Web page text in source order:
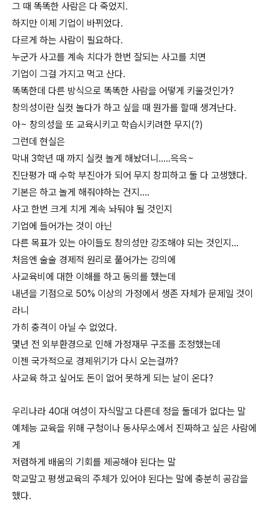
그 때 똑똑한 사람은 다 죽었지.
하지만 이제 기업이 바뀌었다.
다르게 하는 사람이 필요하다.
누군가 사고를 계속 치다가 한번 잘되는 사고를 치면
기업이 그걸 가지고 먹고 산다.
똑똑한데 다른 방식으로 똑똑한 사람을 어떻게 키울것인가?
창의성이란 실컷 놀다가 하고 싶을 때 뭔가를 할때 생겨난다.
아~ 창의성을 또 교육시키고 학습시키려한 무지(?)
그런데 현실은
막내 3학년 때 까지 실컷 놀게 해놨더니.....윽윽~
진단평가 때 수학 부진아가 되어 무지 창피하고 둘 다 고생했다.
기본은 하고 놀게 해줘야하는 건지....
사고 한번 크게 치게 계속 놔둬야 될 것인지
기업에 들어가는 것이 아닌
다른 목표가 있는 아이들도 창의성만 강조해야 되는 것인지...
처음엔 술술 경제적 원리로 풀어가는 강의에
사교육비에 대한 이해를 하고 동의를 했는데
내년을 기점으로 50% 이상의 가정에서 생존 자체가 문제일 것이
라니
가히 충격이 아닐 수 없었다.
몇년 전 외부환경으로 인해 가정재무 구조를 조정했는데
이젠 국가적으로 경제위기가 다시 오는걸까?
사교육 하고 싶어도 돈이 없어 못하게 되는 날이 온다?
우리나라 40대 여성이 자식말고 다른데 정을 둘데가 없다는 말
예체능 교육을 위해 구청이나 동사무소에서 진짜하고 싶은 사람에
게
저렴하게 배움의 기회를 제공해야 된다는 말
학교말고 평생교육의 주체가 있어야 된다는 말에 충분히 공감을
했다.